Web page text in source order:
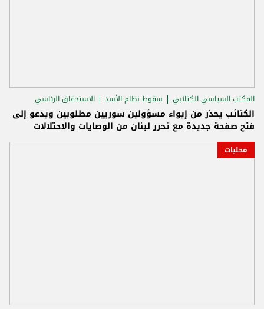
المكتب السياسي الكتائبي سقوط نظام الأسد الاستحقاق الرئاسي
الكتائب يحذر من إيواء مسؤولين سوريين مطلوبين ويدعو إلى
فتح صفحة جديدة مع تحرر لبنان من الوصايات والاحتلالات
محليات